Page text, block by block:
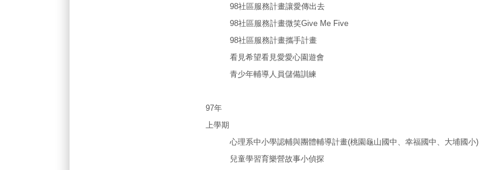
98社區服務計畫讓愛傳出去
98社區服務計畫微笑Give Me Five
98社區服務計畫攜手計畫
看見希望看見愛愛心園遊會
青少年輔導人員儲備訓練
97年
上學期
心理系中小學認輔與團體輔導計畫(桃園龜山國中、幸福國中、大埔國小)
兒童學習育樂營故事小偵探